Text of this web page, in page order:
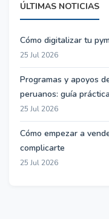
ÚLTIMAS NOTICIAS
Cómo digitalizar tu
25 Jul 2026
Programas y apoyos
peruanos: guía
25 Jul 2026
Cómo empezar a
complicarte
25 Jul 2026